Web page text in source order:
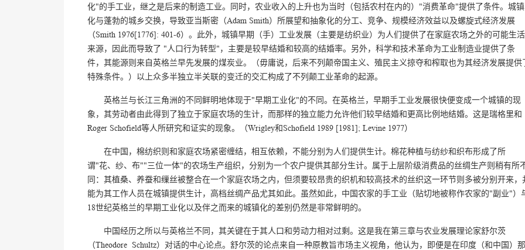
化"的手工业，继之是后来的制造工业。同时，农业收入的上升也为当时（包括农村在内的）"消费革命"提供了条件。城镇
化与蓬勃的城乡交换，导致亚当斯密（Adam Smith）所展望和抽象化的分工、竞争、规模经济效益以及螺旋式经济发展
（Smith 1976[1776]: 401-6）。此外，城镇早期（手）工业发展（主要是纺织业）为人们提供了在家庭农场之外的可能生活
来源，因此而导致了 "人口行为转型"，主要是较早结婚和较高的结婚率。另外，科学和技术革命为工业制造业提供了条
件，其能源则来自英格兰早先发展的煤炭业。（毋庸说，后来不列颠帝国主义、殖民主义掠夺和榨取也为其经济发展提供
特殊条件。）以上众多半独立半关联的变迁的交汇构成了不列颠工业革命的起源。
英格兰与长江三角洲的不同鲜明地体现于"早期工业化"的不同。在英格兰，早期手工业发展很快便变成一个城镇的现
象，其劳动者由此得到了独立于家庭农场的生计，而那样的独立能力允许他们较早结婚和更高比例地结婚。这是瑞格里和
Roger Schofield等人所研究和证实的现象。（Wrigley和Schofield 1989 [1981]; Levine 1977）
在中国，棉纺织则和家庭农场紧密缠结，相互依赖，不能分别为人们提供生计。棉花种植与纺纱和织布形成了所
谓"花、纱、布""三位一体"的农场生产组织，分别为一个农户提供其部分生计。属于上层阶级消费品的丝绸生产则稍有所
同：其植桑、养蚕和缫丝被整合在一个家庭农场之内，但须要较昂贵的织机和较高技术的丝织这一环节则多被分别开来，
能为其工作人员在城镇提供生计，高档丝绸产品尤其如此。虽然如此，中国农家的手工业（贴切地被称作农家的"副业"）
18世纪英格兰的早期工业化以及伴之而来的城镇化的差别仍然是非常鲜明的。
中国经历之所以与英格兰不同，其关键在于其人口和劳动力相对过剩。这是我在第三章与农业发展理论家舒尔茨
（Theodore Schultz）对话的中心论点。舒尔茨的论点来自一种原教旨市场主义视角，他认为，即便是在印度（和中国）那